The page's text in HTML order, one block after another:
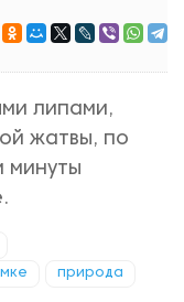
липами,
жатвы, по
минуты
природа